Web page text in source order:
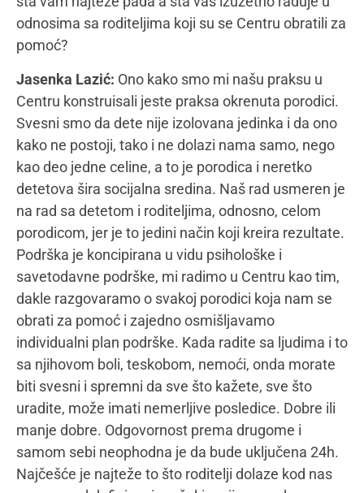
uradite, može imati nemerljive posledice. Dobre ili
manje dobre. Odgovornost prema drugome i
Najčešće je najteže to što roditelji dolaze kod nas
sa unapred definisanim očekivanjima u odnosu na
nas, na proces, na tretmane i rezultate, na dete.
Onda se postupno pristupa tome da se taj veliki
krug očekivanja transformiše u krug želja i da
reaktivnost i pasivnost koje proizilaze iz očekivanja
preoblikujemo u aktivnost i delanje koje proizilaze iz
želja. Taj proces tranzicije kroz koji neminovno
prolazi svaka porodica sa nama zajedno je ujedno i
najteža i najlepša stvar. Teško je svaki put kada iz
početka svedočite nečijoj nemoći, ali je jednako i
najlepše svaki put kada svedočite nečijem
osnaživanju.
Mamacom&ja:Šta svaki roditelj treba da zna o
zdravoj i toksičnoj samostalnosti deteta?
Jasenka Lazić:Dve su stvari koje treba svaki
roditelj da nauči vezano za samostalnost. To je
krilatica Marije Montesori „Pomozi mi da uradim